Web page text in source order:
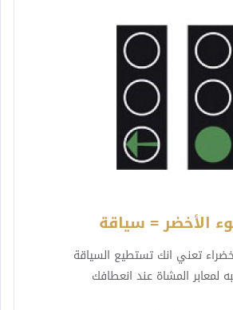
الأخضر = سياقة
تعني انك تستطيع السياقة
لمعابر المشاة عند انعطافك